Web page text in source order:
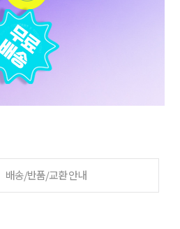
배송/반품/교환 안내